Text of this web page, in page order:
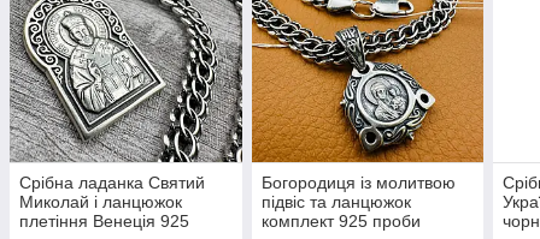
Срібна ладанка Святий
Миколай i ланцюжок
плетiння Венецiя 925
Богородиця iз молитвою
підвіс та ланцюжок
комплект 925 проби